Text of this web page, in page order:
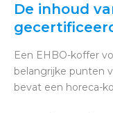
De inhoud
Een EHBO-koffer
belangrijke punten
bevat een horeca-